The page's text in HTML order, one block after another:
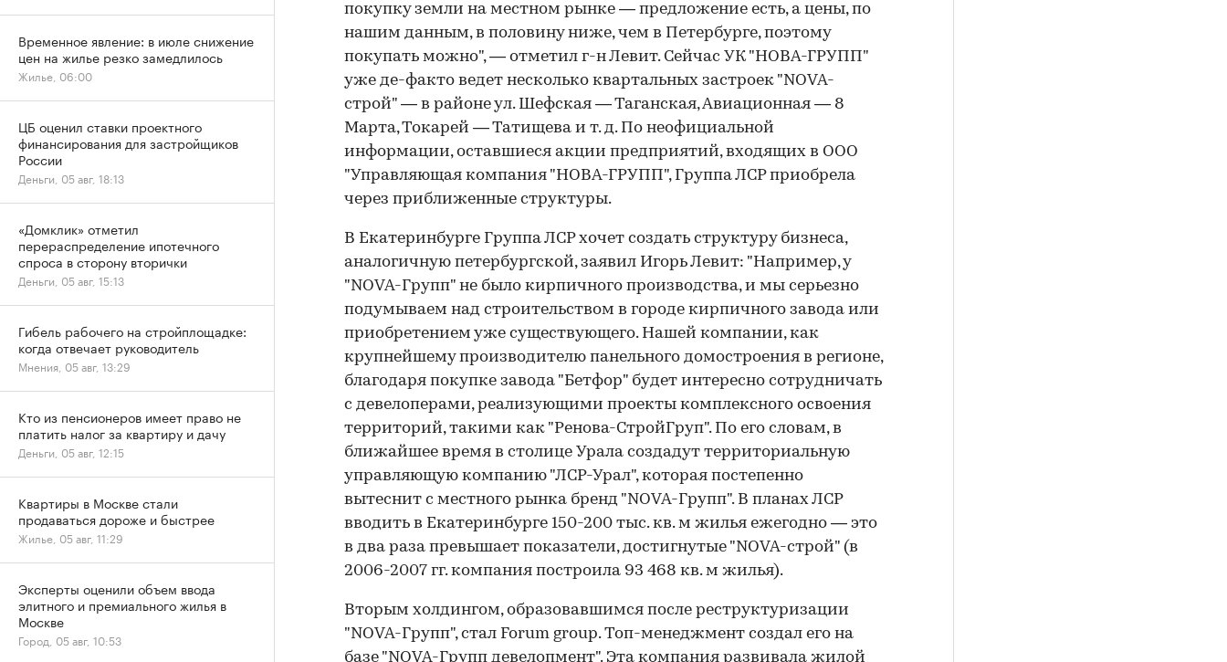
покупку земли на местном рынке — предложение есть, а цены, по
нашим данным, в половину ниже, чем в Петербурге, поэтому
покупать можно", — отметил г-н Левит. Сейчас УК "НОВА-ГРУПП"
уже де-факто ведет несколько квартальных застроек "NOVA-
строй" — в районе ул. Шефская — Таганская, Авиационная — 8
Марта, Токарей — Татищева и т. д. По неофициальной
информации, оставшиеся акции предприятий, входящих в ООО
"Управляющая компания "НОВА-ГРУПП", Группа ЛСР приобрела
через приближенные структуры.
В Екатеринбурге Группа ЛСР хочет создать структуру бизнеса,
аналогичную петербургской, заявил Игорь Левит: "Например, у
"NOVA-Групп" не было кирпичного производства, и мы серьезно
подумываем над строительством в городе кирпичного завода или
приобретением уже существующего. Нашей компании, как
крупнейшему производителю панельного домостроения в регионе,
благодаря покупке завода "Бетфор" будет интересно сотрудничать
с девелоперами, реализующими проекты комплексного освоения
территорий, такими как "Ренова-Строй­Груп". По его словам, в
ближайшее время в столице Урала создадут территориальную
управляющую компанию "ЛСР-Урал", которая постепенно
вытеснит с местного рынка бренд "NOVA-Групп". В планах ЛСР
вводить в Екатеринбурге 150-200 тыс. кв. м жилья ежегодно — это
в два раза превышает показатели, достигнутые "NOVA-строй" (в
2006-2007 гг. компания построила 93 468 кв. м жилья).
Вторым холдингом, образовавшимся после реструктуризации
"NOVA-Групп", стал Forum group. Топ-менеджмент создал его на
базе "NOVA-Групп девелопмент". Эта компания развивала жилой
Временное явление: в июле снижение
цен на жилье резко замедлилось
Жилье, 06:00
ЦБ оценил ставки проектного
финансирования для застройщиков
России
Деньги, 05 авг, 18:13
«Домклик» отметил
перераспределение ипотечного
спроса в сторону вторички
Деньги, 05 авг, 15:13
Гибель рабочего на стройплощадке:
когда отвечает руководитель
Мнения, 05 авг, 13:29
Кто из пенсионеров имеет право не
платить налог за квартиру и дачу
Деньги, 05 авг, 12:15
Квартиры в Москве стали
продаваться дороже и быстрее
Жилье, 05 авг, 11:29
Эксперты оценили объем ввода
элитного и премиального жилья в
Москве
Город, 05 авг, 10:53